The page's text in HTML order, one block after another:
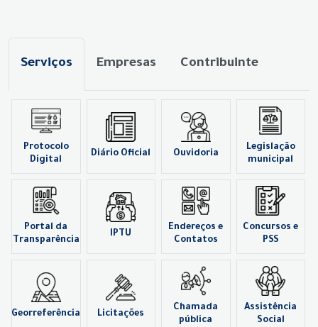
Serviços Empresas Contribuinte
Protocolo
Digital
Diário Oficial Ouvidoria
Legislação
municipal
Portal da
Transparência
IPTU
Endereços e
Contatos
Concursos e
PSS
Georreferência Licitações
Chamada
pública
Assistência
Social